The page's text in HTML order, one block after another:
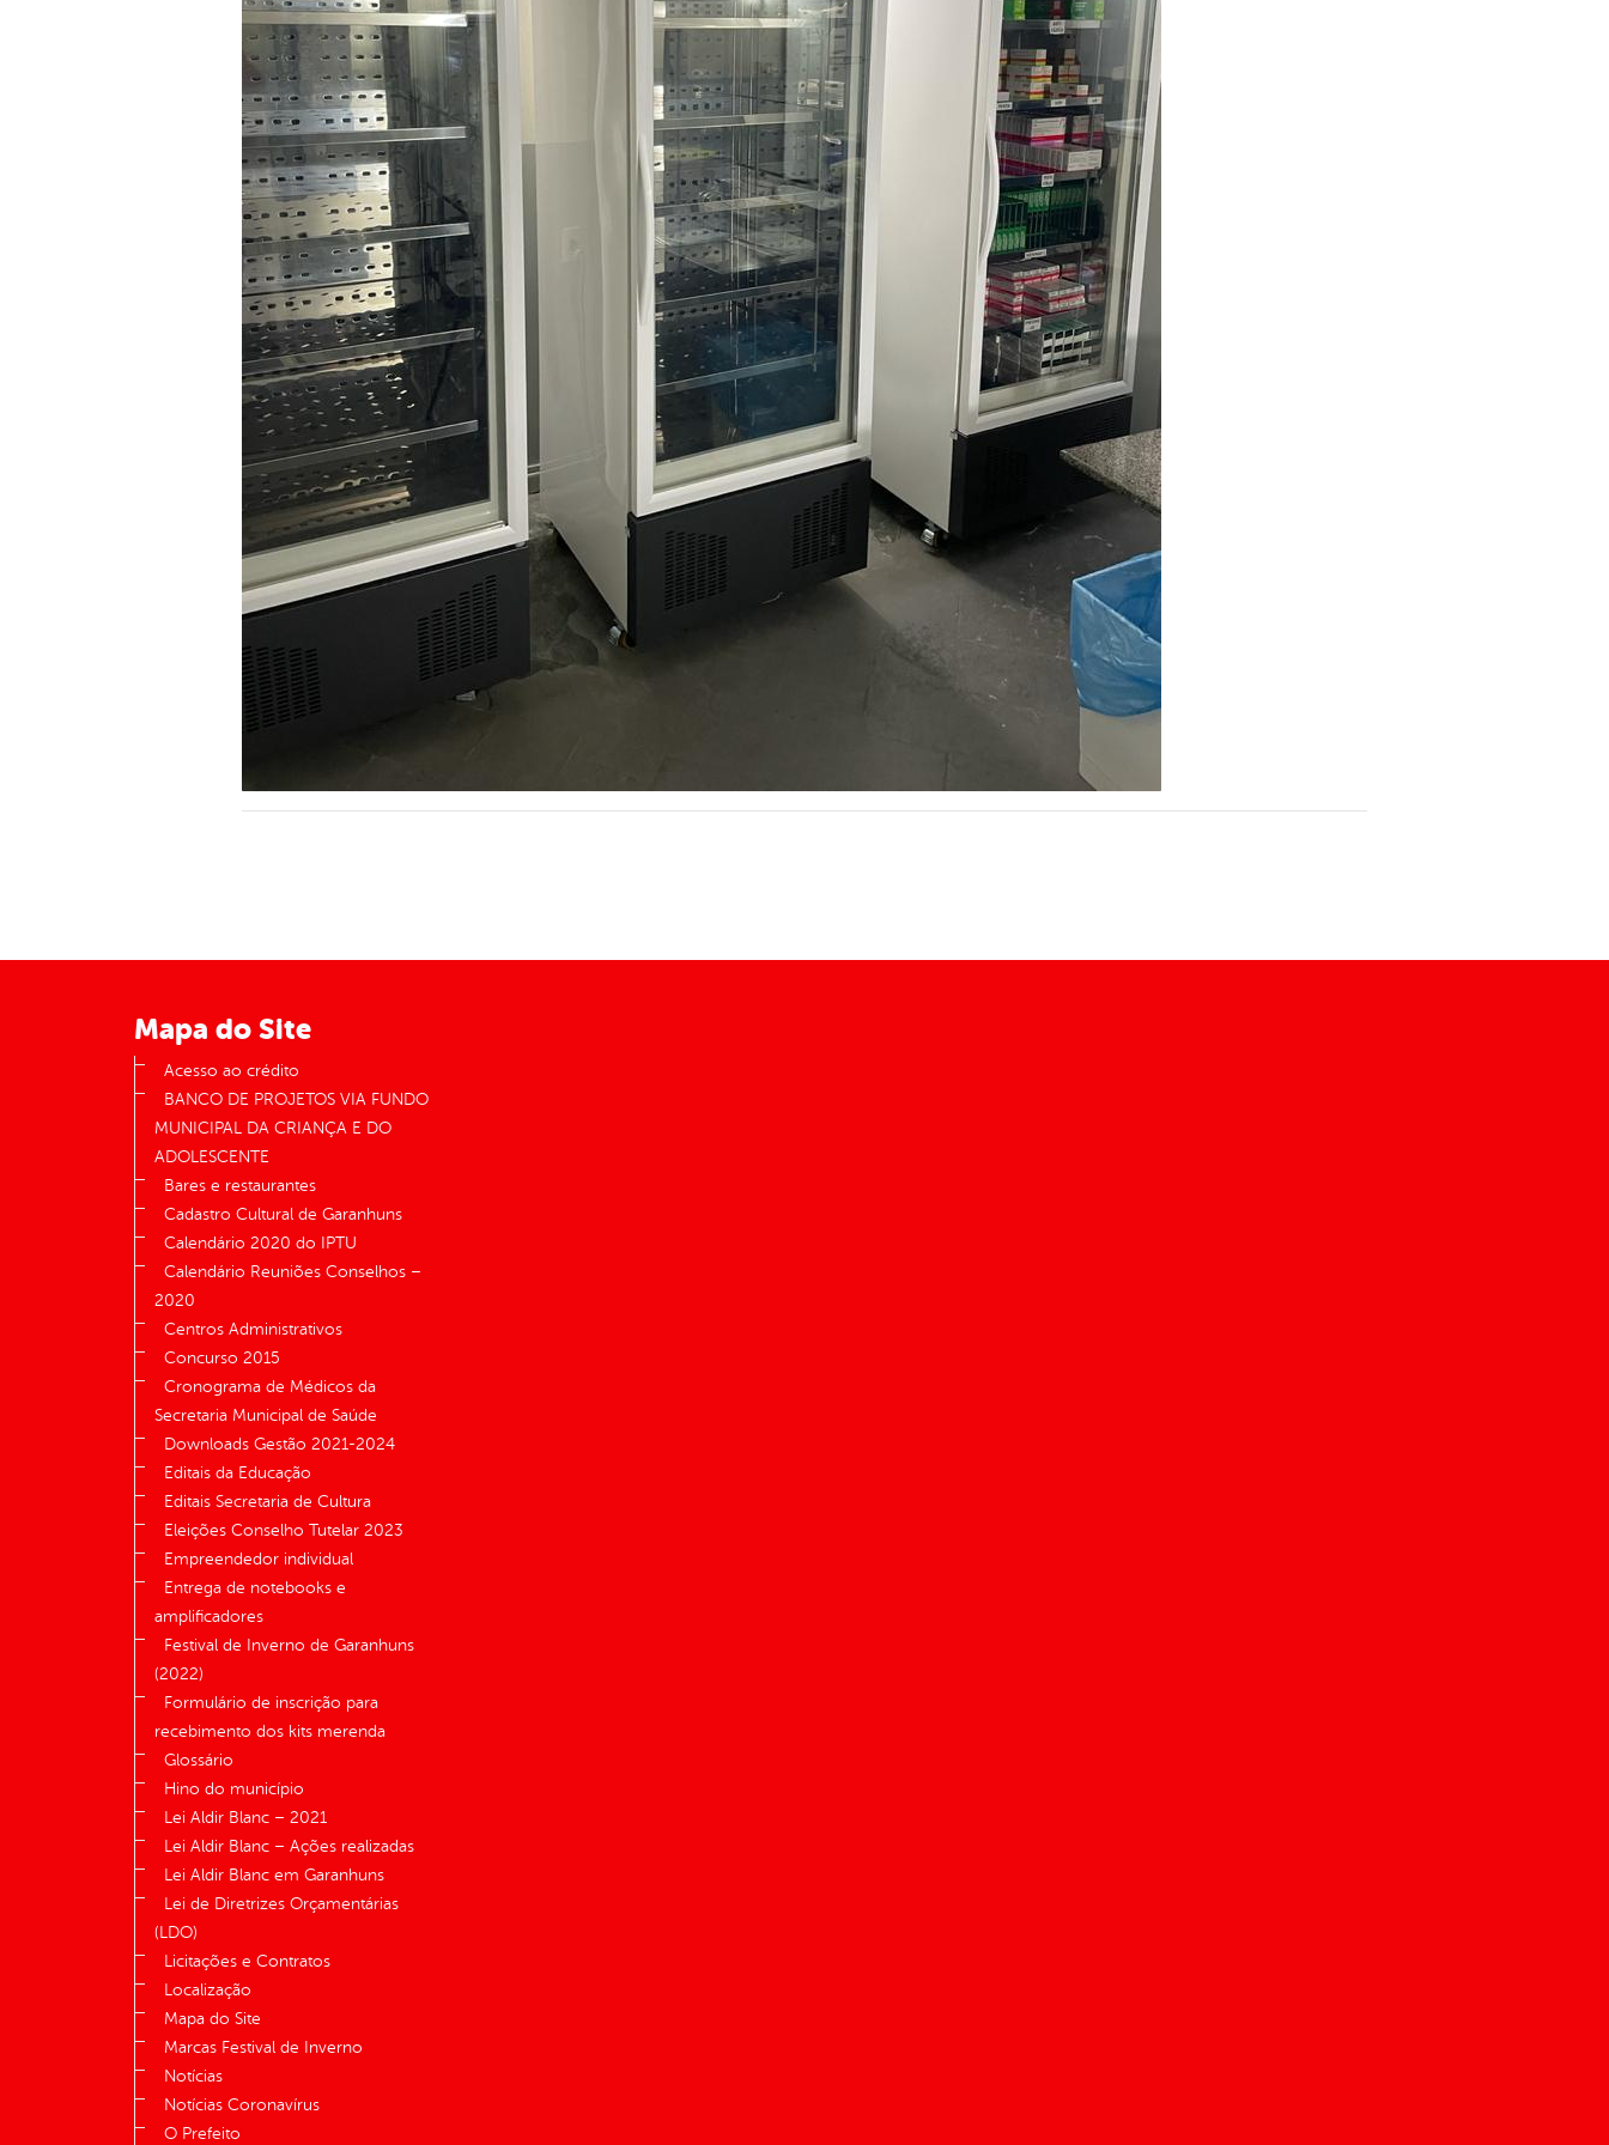
Mapa do Site
Acesso ao crédito
BANCO DE PROJETOS VIA FUNDO
MUNICIPAL DA CRIANÇA E DO
ADOLESCENTE
Bares e restaurantes
Cadastro Cultural de Garanhuns
Calendário 2020 do IPTU
Calendário Reuniões Conselhos –
2020
Centros Administrativos
Concurso 2015
Cronograma de Médicos da
Secretaria Municipal de Saúde
Downloads Gestão 2021-2024
Editais da Educação
Editais Secretaria de Cultura
Eleições Conselho Tutelar 2023
Empreendedor individual
Entrega de notebooks e
amplificadores
Festival de Inverno de Garanhuns
(2022)
Formulário de inscrição para
recebimento dos kits merenda
Glossário
Hino do município
Lei Aldir Blanc – 2021
Lei Aldir Blanc – Ações realizadas
Lei Aldir Blanc em Garanhuns
Lei de Diretrizes Orçamentárias
(LDO)
Licitações e Contratos
Localização
Mapa do Site
Marcas Festival de Inverno
Notícias
Notícias Coronavírus
O Prefeito